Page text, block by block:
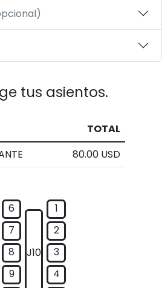
tus asientos.
TOTAL
80.00 USD
6
7
8
9
J10
1
2
3
4